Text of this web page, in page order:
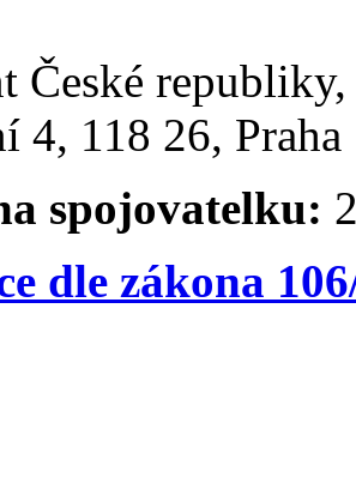
České
4, 118 26,
spojovatelku:
dle zákona